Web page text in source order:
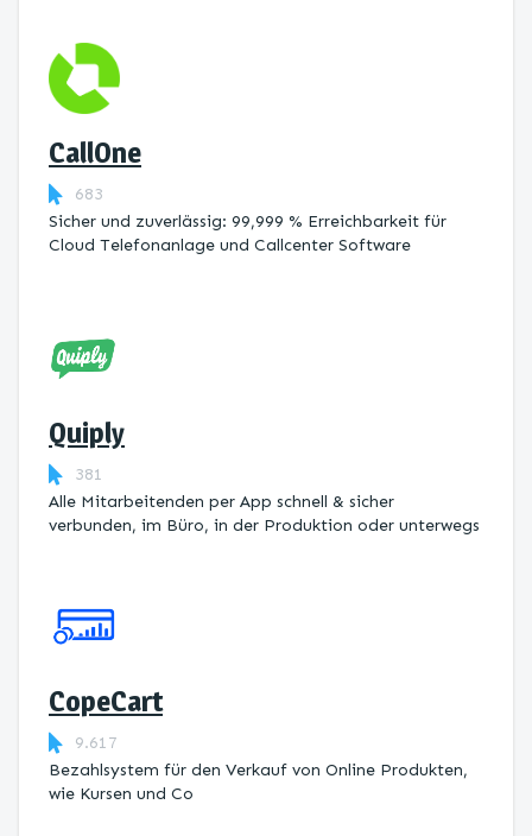
CallOne
683
Sicher und zuverlässig: 99,999 % Erreichbarkeit für
Cloud Telefonanlage und Callcenter Software
Quiply
381
Alle Mitarbeitenden per App schnell & sicher
verbunden, im Büro, in der Produktion oder unterwegs
CopeCart
9.617
Bezahlsystem für den Verkauf von Online Produkten,
wie Kursen und Co